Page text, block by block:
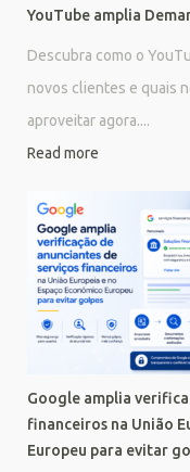
YouTube amplia
Descubra como o
novos clientes e quais
aproveitar agora....
Read more
Google amplia
financeiros na União
Europeu para evitar